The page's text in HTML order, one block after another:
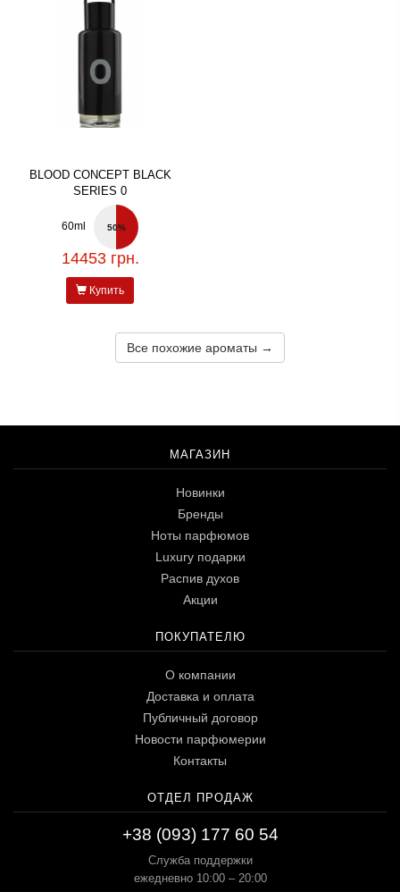
BLOOD CONCEPT BLACK
SERIES 0
60ml 50%
14453 грн.
Купить
Все похожие ароматы →
МАГАЗИН
Новинки
Бренды
Ноты парфюмов
Luxury подарки
Распив духов
Акции
ПОКУПАТЕЛЮ
О компании
Доставка и оплата
Публичный договор
Новости парфюмерии
Контакты
ОТДЕЛ ПРОДАЖ
+38 (093) 177 60 54
Служба поддержки
ежедневно 10:00 – 20:00